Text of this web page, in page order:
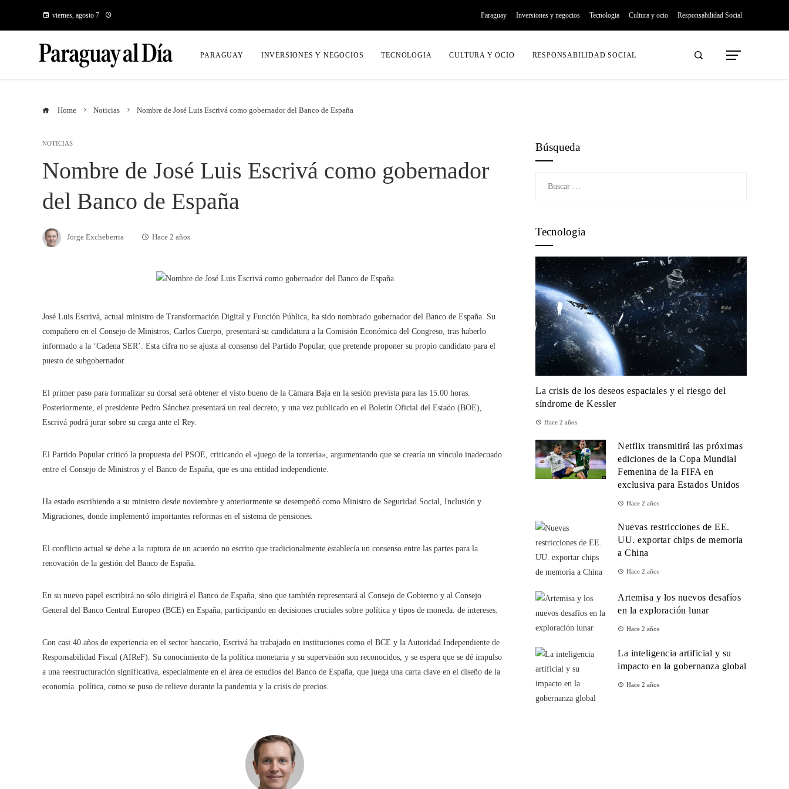
viernes, agosto 7 Paraguay Inversiones y negocios Tecnologia Cultura y ocio Responsabilidad Social
PARAGUAY INVERSIONES Y NEGOCIOS TECNOLOGIA CULTURA Y OCIO RESPONSABILIDAD SOCIAL
Home Noticias Nombre de José Luis Escrivá como gobernador del Banco de España
NOTICIAS
Nombre de José Luis Escrivá como gobernador
del Banco de España
Jorge Excheberria Hace 2 años
José Luis Escrivá, actual ministro de Transformación Digital y Función Pública, ha sido nombrado gobernador del Banco de España. Su
compañero en el Consejo de Ministros, Carlos Cuerpo, presentará su candidatura a la Comisión Económica del Congreso, tras haberlo
informado a la ‘Cadena SER’. Esta cifra no se ajusta al consenso del Partido Popular, que pretende proponer su propio candidato para el
puesto de subgobernador.
El primer paso para formalizar su dorsal será obtener el visto bueno de la Cámara Baja en la sesión prevista para las 15.00 horas.
Posteriormente, el presidente Pedro Sánchez presentará un real decreto, y una vez publicado en el Boletín Oficial del Estado (BOE),
Escrivá podrá jurar sobre su carga ante el Rey.
El Partido Popular criticó la propuesta del PSOE, criticando el «juego de la tontería», argumentando que se crearía un vínculo inadecuado
entre el Consejo de Ministros y el Banco de España, que es una entidad independiente.
Ha estado escribiendo a su ministro desde noviembre y anteriormente se desempeñó como Ministro de Seguridad Social, Inclusión y
Migraciones, donde implementó importantes reformas en el sistema de pensiones.
El conflicto actual se debe a la ruptura de un acuerdo no escrito que tradicionalmente establecía un consenso entre las partes para la
renovación de la gestión del Banco de España.
En su nuevo papel escribirá no sólo dirigirá el Banco de España, sino que también representará al Consejo de Gobierno y al Consejo
General del Banco Central Europeo (BCE) en España, participando en decisiones cruciales sobre política y tipos de moneda. de intereses.
Con casi 40 años de experiencia en el sector bancario, Escrivá ha trabajado en instituciones como el BCE y la Autoridad Independiente de
Responsabilidad Fiscal (AIReF). Su conocimiento de la política monetaria y su supervisión son reconocidos, y se espera que se dé impulso
a una reestructuración significativa, especialmente en el área de estudios del Banco de España, que juega una carta clave en el diseño de la
economía. política, como se puso de relieve durante la pandemia y la crisis de precios.
Búsqueda
Tecnologia
La crisis de los deseos espaciales y el riesgo del
síndrome de Kessler
Hace 2 años
Netflix transmitirá las próximas
ediciones de la Copa Mundial
Femenina de la FIFA en
exclusiva para Estados Unidos
Hace 2 años
Nuevas restricciones de EE.
UU. exportar chips de memoria
a China
Hace 2 años
Artemisa y los nuevos desafíos
en la exploración lunar
Hace 2 años
La inteligencia artificial y su
impacto en la gobernanza global
Hace 2 años